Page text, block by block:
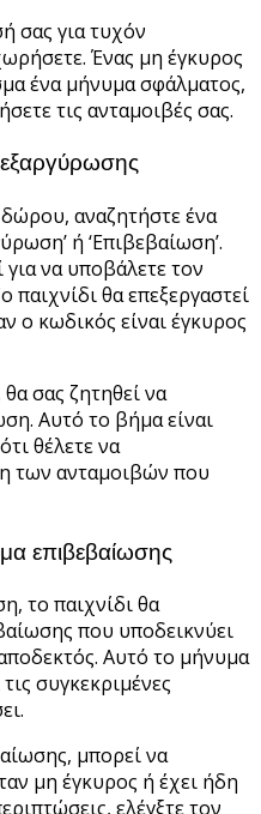
σας για τυχόν
Ένας μη έγκυρος
ένα μήνυμα σφάλματος,
τις ανταμοιβές σας.
αναζητήστε ένα
ή ‘Επιβεβαίωση’.
να υποβάλετε τον
θα επεξεργαστεί
ο κωδικός είναι έγκυρος
σας ζητηθεί να
Αυτό το βήμα είναι
θέλετε να
των ανταμοιβών που
επιβεβαίωσης
το παιχνίδι θα
που υποδεικνύει
Αυτό το μήνυμα
συγκεκριμένες
μπορεί να
μη έγκυρος ή έχει ήδη
ελέγξτε τον